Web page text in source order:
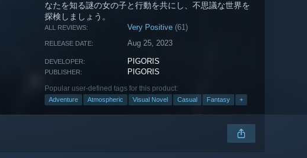
なたを知る謎の女の子と行動を共にし、不思議な世界を
探検しましょう。
ALL REVIEWS: Very Positive (61)
RELEASE DATE: Aug 25, 2023
DEVELOPER: PIGORIS
PUBLISHER: PIGORIS
Popular user-defined tags for this product:
Adventure Atmospheric Visual Novel Casual Fantasy +